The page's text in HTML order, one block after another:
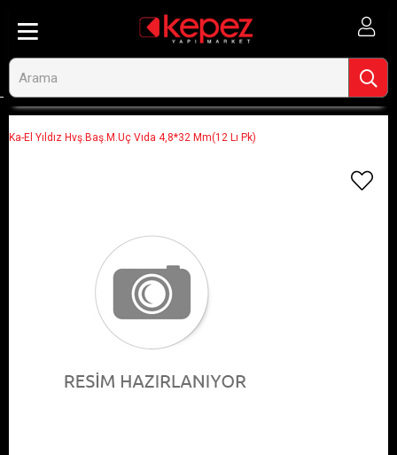
Ka-El Yıldız Hvş.Baş.M.Uç Vıda 4,8*32 Mm(12 Lı Pk)